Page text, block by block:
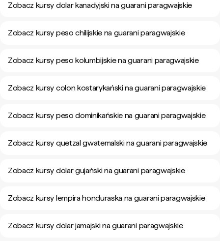
Zobacz kursy dolar kanadyjski na guarani paragwajskie
Zobacz kursy peso chilijskie na guarani paragwajskie
Zobacz kursy peso kolumbijskie na guarani paragwajskie
Zobacz kursy colon kostarykański na guarani paragwajskie
Zobacz kursy peso dominikańskie na guarani paragwajskie
Zobacz kursy quetzal gwatemalski na guarani paragwajskie
Zobacz kursy dolar gujański na guarani paragwajskie
Zobacz kursy lempira honduraska na guarani paragwajskie
Zobacz kursy dolar jamajski na guarani paragwajskie